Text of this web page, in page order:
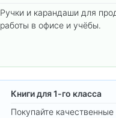
Ручки и карандаши для
работы в офисе и учёбы.
Книги для 1-го класса
Покупайте качественные